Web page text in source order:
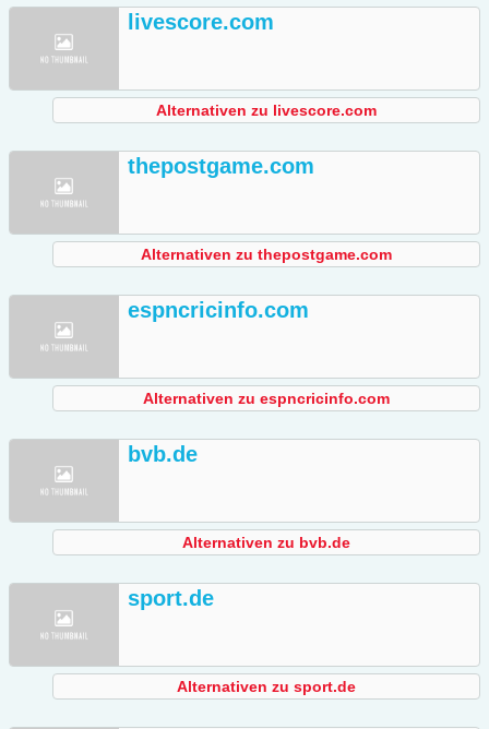
livescore.com
Alternativen zu livescore.com
thepostgame.com
Alternativen zu thepostgame.com
espncricinfo.com
Alternativen zu espncricinfo.com
bvb.de
Alternativen zu bvb.de
sport.de
Alternativen zu sport.de